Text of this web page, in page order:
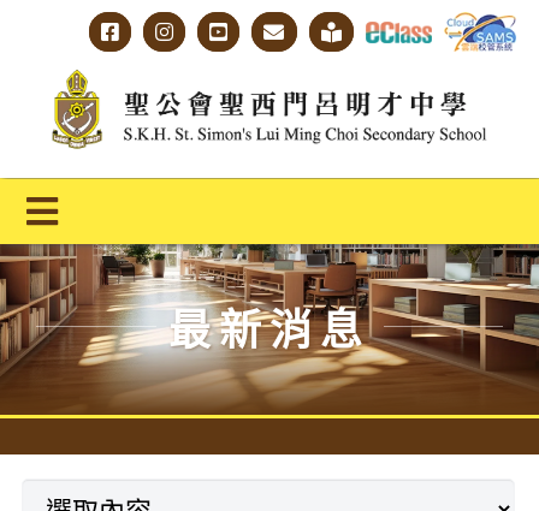
content
Toggle
Navigation
主頁
學校概覽
明才人學習藍圖
明才人成長階梯
最新消息